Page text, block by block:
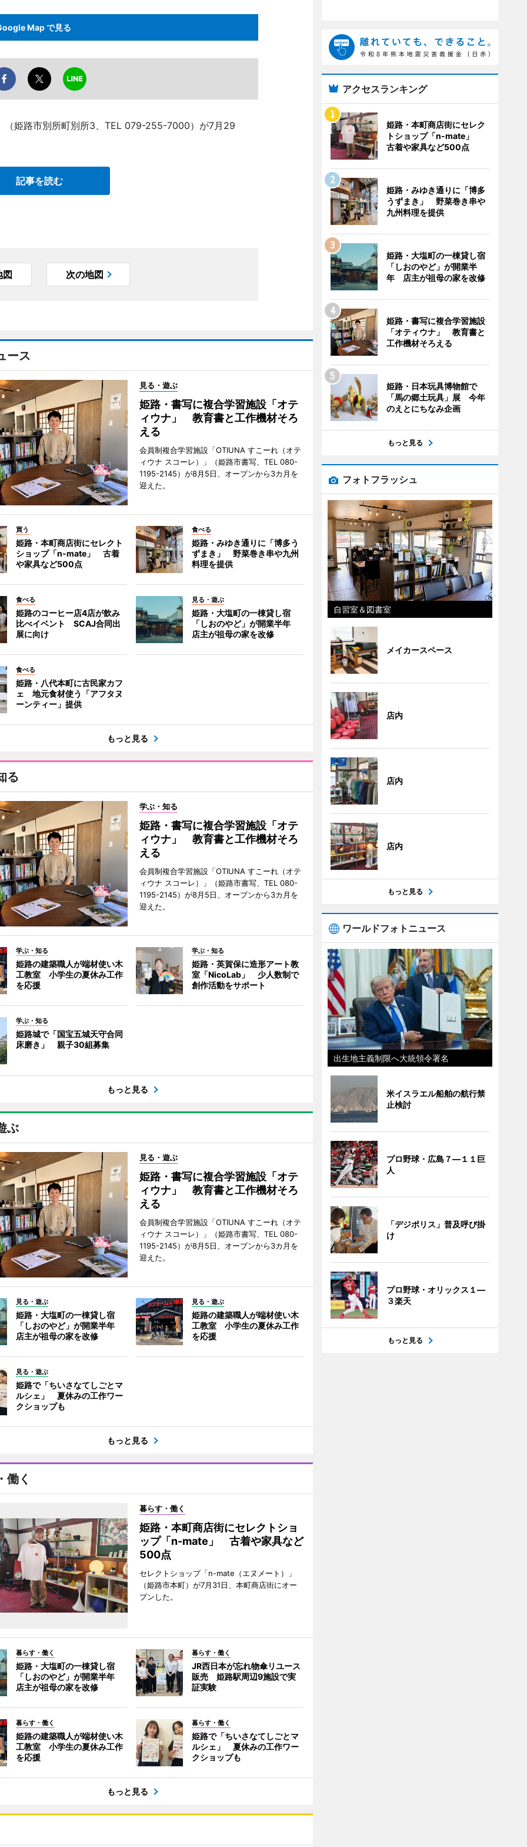
Map で見る
（姫路市別所町別所3、TEL 079-255-7000）が7月29
記事を読む
図 次の地図
ース
見る・遊ぶ
姫路・書写に複合学習施設「オテ
ィウナ」 教育書と工作機材そろ
える
会員制複合学習施設「OTIUNA すこーれ（オテ
ィウナ スコーレ）」（姫路市書写、TEL 080-
1195-2145）が8月5日、オープンから3カ月を
迎えた。
買う
姫路・本町商店街にセレクト
ショップ「n-mate」 古着
や家具など500点
食べる
姫路・みゆき通りに「博多う
ずまき」 野菜巻き串や九州
料理を提供
食べる
姫路のコーヒー店4店が飲み
比べイベント SCAJ合同出
展に向け
見る・遊ぶ
姫路・大塩町の一棟貸し宿
「しおのやど」が開業半年
店主が祖母の家を改修
食べる
姫路・八代本町に古民家カフ
ェ 地元食材使う「アフタヌ
ーンティー」提供
もっと見る
る
学ぶ・知る
姫路・書写に複合学習施設「オテ
ィウナ」 教育書と工作機材そろ
える
会員制複合学習施設「OTIUNA すこーれ（オテ
ィウナ スコーレ）」（姫路市書写、TEL 080-
1195-2145）が8月5日、オープンから3カ月を
迎えた。
学ぶ・知る
姫路の建築職人が端材使い木
工教室 小学生の夏休み工作
を応援
学ぶ・知る
姫路・英賀保に造形アート教
室「NicoLab」 少人数制で
創作活動をサポート
学ぶ・知る
姫路城で「国宝五城天守合同
床磨き」 親子30組募集
もっと見る
ぶ
見る・遊ぶ
姫路・書写に複合学習施設「オテ
ィウナ」 教育書と工作機材そろ
える
会員制複合学習施設「OTIUNA すこーれ（オテ
ィウナ スコーレ）」（姫路市書写、TEL 080-
1195-2145）が8月5日、オープンから3カ月を
迎えた。
見る・遊ぶ
姫路・大塩町の一棟貸し宿
「しおのやど」が開業半年
店主が祖母の家を改修
見る・遊ぶ
姫路の建築職人が端材使い木
工教室 小学生の夏休み工作
を応援
見る・遊ぶ
姫路で「ちいさなてしごとマ
ルシェ」 夏休みの工作ワー
クショップも
もっと見る
働く
暮らす・働く
姫路・本町商店街にセレクトショ
ップ「n-mate」 古着や家具など
500点
セレクトショップ「n-mate（エヌメート）」
（姫路市本町）が7月31日、本町商店街にオー
プンした。
暮らす・働く
姫路・大塩町の一棟貸し宿
「しおのやど」が開業半年
店主が祖母の家を改修
暮らす・働く
JR西日本が忘れ物傘リユース
販売 姫路駅周辺9施設で実
証実験
暮らす・働く
姫路の建築職人が端材使い木
工教室 小学生の夏休み工作
を応援
暮らす・働く
姫路で「ちいさなてしごとマ
ルシェ」 夏休みの工作ワー
クショップも
もっと見る
アクセスランキング
姫路・本町商店街にセレク
トショップ「n-mate」
古着や家具など500点
姫路・みゆき通りに「博多
うずまき」 野菜巻き串や
九州料理を提供
姫路・大塩町の一棟貸し宿
「しおのやど」が開業半
年 店主が祖母の家を改修
姫路・書写に複合学習施設
「オティウナ」 教育書と
工作機材そろえる
姫路・日本玩具博物館で
「馬の郷土玩具」展 今年
のえとにちなみ企画
もっと見る
フォトフラッシュ
自習室＆図書室
メイカースペース
店内
店内
店内
もっと見る
ワールドフォトニュース
出生地主義制限へ大統領令署名
米イスラエル船舶の航行禁
止検討
プロ野球・広島７―１１巨
人
「デジポリス」普及呼び掛
け
プロ野球・オリックス１―
３楽天
もっと見る